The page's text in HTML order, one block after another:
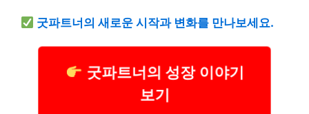
굿파트너의 새로운 시작과 변화를 만나보세요.
굿파트너의 성장 이야기
보기